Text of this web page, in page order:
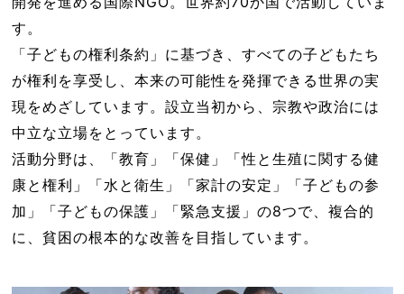
す。
「子どもの権利条約」に基づき、すべての子どもたち
が権利を享受し、本来の可能性を発揮できる世界の実
現をめざしています。設立当初から、宗教や政治には
中立な立場をとっています。
活動分野は、「教育」「保健」「性と生殖に関する健
康と権利」「水と衛生」「家計の安定」「子どもの参
加」「子どもの保護」「緊急支援」の8つで、複合的
に、貧困の根本的な改善を目指しています。